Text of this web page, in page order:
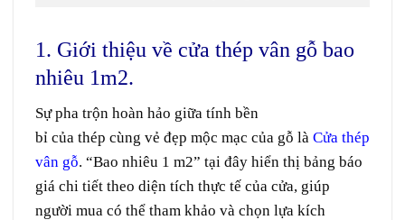
1. Giới thiệu về cửa thép vân gỗ bao
nhiêu 1m2.
Sựpha trộn hoàn hảo giữa tính bền
bỉ của thép cùng vẻ đẹp mộc mạc của gỗ là Cửa thép
vân gỗ. “Bao nhiêu 1 m2” tại đây hiển thị bảng báo
giá chi tiết theo diện tích thực tế của cửa, giúp
người mua có thể tham khảo và chọn lựa kích